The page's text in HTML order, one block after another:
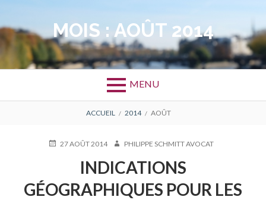
contenu
MOIS : AOÛT 2014
MENU
D'ARIANE
ACCUEIL 2014 AOÛT
PUBLIÉ27 AOÛT 2014 AUTEURPHILIPPE SCHMITT AVOCAT
INDICATIONS
GÉOGRAPHIQUES POUR LES